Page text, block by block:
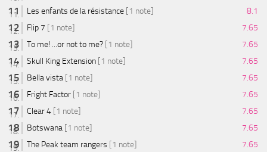
Les enfants de la résistance [1 note]
8.1
Flip 7 [1 note]
7.65
To me! ...or not to me? [1 note]
7.65
Skull King Extension [1 note]
7.65
Bella vista [1 note]
7.65
Fright Factor [1 note]
7.65
Clear 4 [1 note]
7.65
Botswana [1 note]
7.65
The Peak team rangers [1 note] 7.65